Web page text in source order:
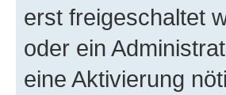
erst freigeschaltet
oder ein
eine Aktivierung